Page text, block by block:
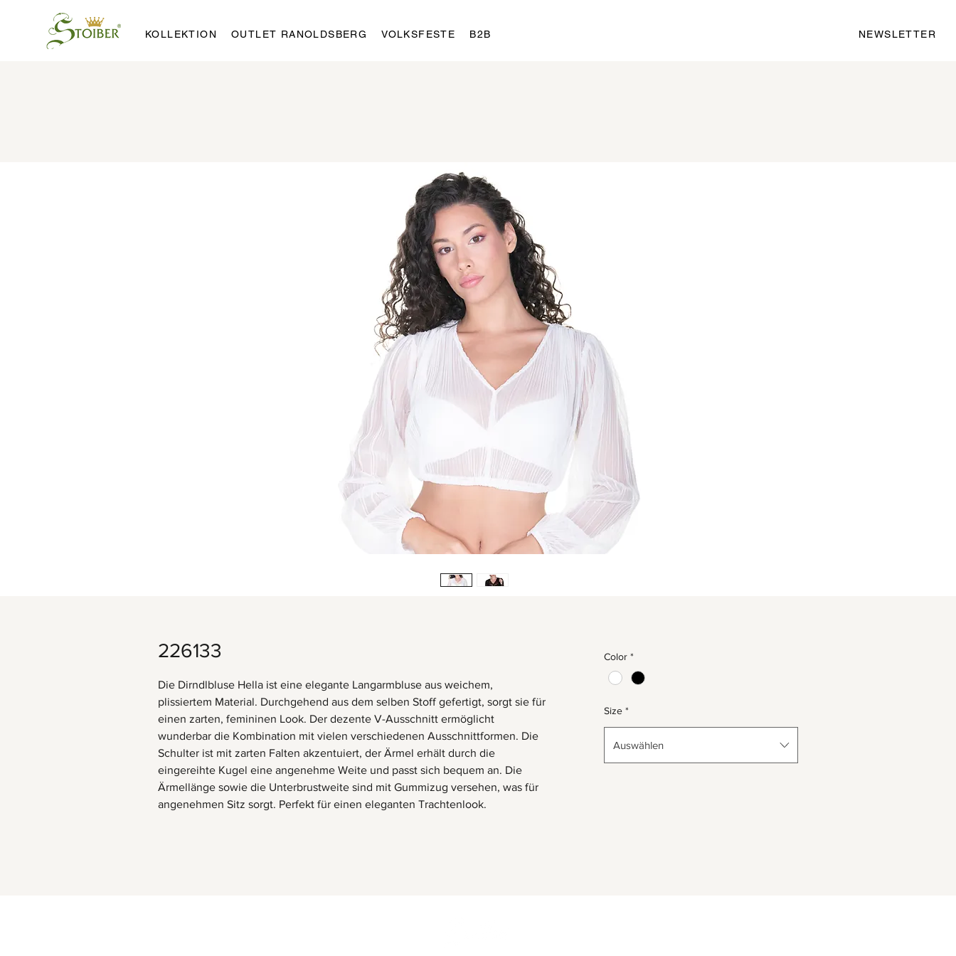
KOLLEKTION OUTLET RANOLDSBERG VOLKSFESTE B2B NEWSLETTER
226133
Die Dirndlbluse Hella ist eine elegante Langarmbluse aus weichem,
plissiertem Material. Durchgehend aus dem selben Stoff gefertigt, sorgt sie für
einen zarten, femininen Look. Der dezente V-Ausschnitt ermöglicht
wunderbar die Kombination mit vielen verschiedenen Ausschnittformen. Die
Schulter ist mit zarten Falten akzentuiert, der Ärmel erhält durch die
eingereihte Kugel eine angenehme Weite und passt sich bequem an. Die
Ärmellänge sowie die Unterbrustweite sind mit Gummizug versehen, was für
angenehmen Sitz sorgt. Perfekt für einen eleganten Trachtenlook.
Color *
Size *
Auswählen